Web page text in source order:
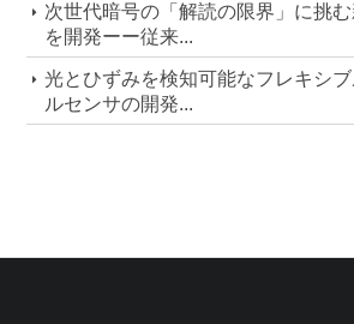
次世代暗号の「解読の限界」に挑
を開発ーー従来...
光とひずみを検知可能なフレキシ
ルセンサの開発...